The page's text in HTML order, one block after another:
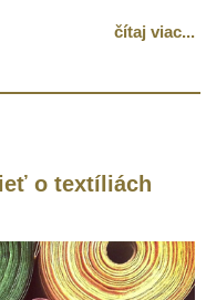
čítaj viac...
o textíliách